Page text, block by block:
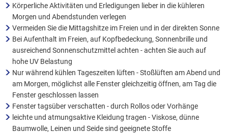
Körperliche Aktivitäten und Erledigungen lieber in die kühleren
Morgen und Abendstunden verlegen
Vermeiden Sie die Mittagshitze im Freien und in der direkten Sonne
Bei Aufenthalt im Freien, auf Kopfbedeckung, Sonnenbrille und
ausreichend Sonnenschutzmittel achten - achten Sie auch auf
hohe UV Belastung
Nur während kühlen Tageszeiten lüften - Stoßlüften am Abend und
am Morgen, möglichst alle Fenster gleichzeitig öffnen, am Tag die
Fenster geschlossen lassen
Fenster tagsüber verschatten - durch Rollos oder Vorhänge
leichte und atmungsaktive Kleidung tragen - Viskose, dünne
Baumwolle, Leinen und Seide sind geeignete Stoffe